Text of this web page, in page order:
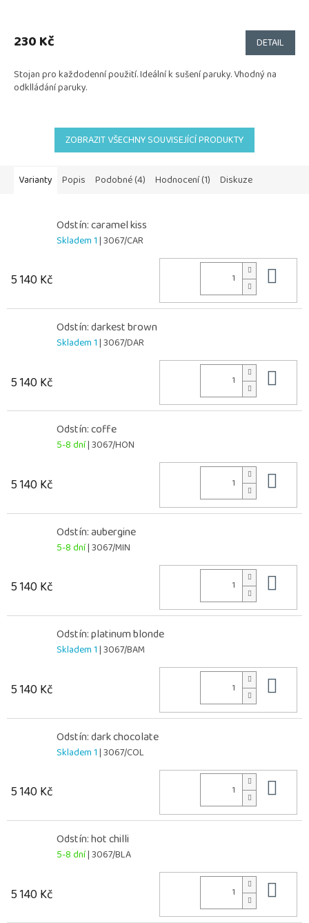
230 Kč DETAIL
Stojan pro každodenní použití. Ideální k sušení paruky. Vhodný na
odklládání paruky.
ZOBRAZIT VŠECHNY SOUVISEJÍCÍ PRODUKTY
Varianty Popis Podobné (4) Hodnocení (1) Diskuze
Odstín: caramel kiss
Skladem 1| 3067/CAR
5 140 Kč
Odstín: darkest brown
Skladem 1| 3067/DAR
5 140 Kč
Odstín: coffe
5-8 dní| 3067/HON
5 140 Kč
Odstín: aubergine
5-8 dní| 3067/MIN
5 140 Kč
Odstín: platinum blonde
Skladem 1| 3067/BAM
5 140 Kč
Odstín: dark chocolate
Skladem 1| 3067/COL
5 140 Kč
Odstín: hot chilli
5-8 dní| 3067/BLA
5 140 Kč